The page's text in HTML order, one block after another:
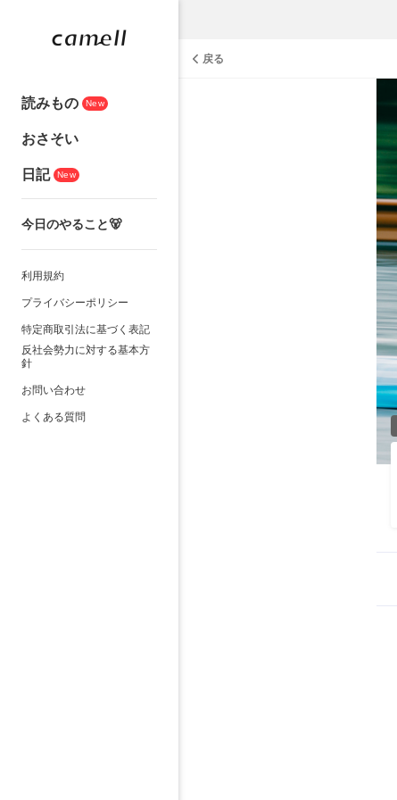
読みもの New
おさそい
日記
New
今日のやること🐻
利用規約
プライバシーポリシー
特定商取引法に基づく表記
反社会勢力に対する基本方
針
お問い合わせ
よくある質問
戻る